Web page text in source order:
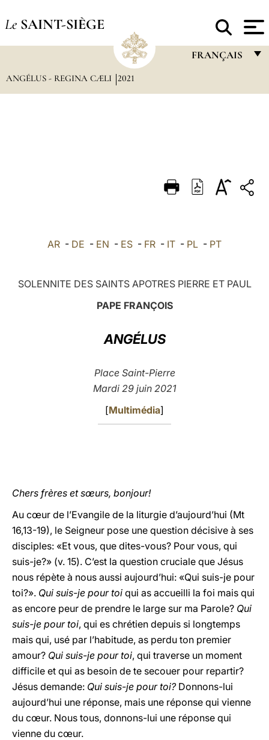
Le SAINT-SIÈGE
FRANÇAIS
DEUTSCH
العربيّة
LATINE
ANGÉLUS - REGINA CÆLI 2021
AR - DE - EN - ES - FR - IT - PL - PT
SOLENNITE DES SAINTS APOTRES PIERRE ET PAUL
PAPE FRANÇOIS
ANGÉLUS
Place Saint-Pierre
Mardi 29 juin 2021
[Multimédia]
Chers frères et sœurs, bonjour!
Au cœur de l’Evangile de la liturgie d’aujourd’hui (Mt
16,13-19), le Seigneur pose une question décisive à ses
disciples: «Et vous, que dites-vous? Pour vous, qui
suis-je?» (v. 15). C’est la question cruciale que Jésus
nous répète à nous aussi aujourd’hui: «Qui suis-je pour
toi?». Qui suis-je pour toi qui as accueilli la foi mais qui
as encore peur de prendre le large sur ma Parole? Qui
suis-je pour toi, qui es chrétien depuis si longtemps
mais qui, usé par l’habitude, as perdu ton premier
amour? Qui suis-je pour toi, qui traverse un moment
difficile et qui as besoin de te secouer pour repartir?
Jésus demande: Qui suis-je pour toi?Donnons-lui
aujourd’hui une réponse, mais une réponse qui vienne
du cœur. Nous tous, donnons-lui une réponse qui
vienne du cœur.